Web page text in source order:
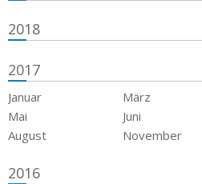
2018
2017
Januar März
Mai
Juni
August
November
2016